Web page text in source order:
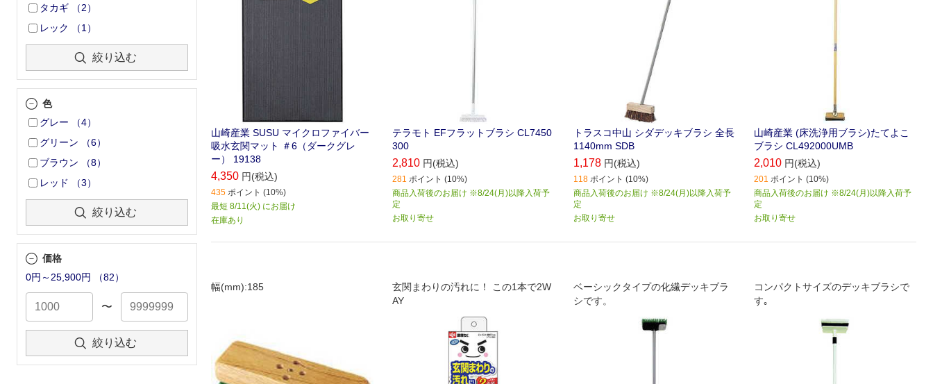
タカギ
（2）
レック
（1 ）
絞り込む
色
グレー
（4）
グリーン
（6）
ブラウン
（8）
レッド
（3）
絞り込む
価格
0円～25,900円
（82）
〜
絞り込む
山崎産業 SUSU マイクロファイバー
吸水玄関マット ＃6（ダークグレ
ー） 19138
4,350 円(税込)
435 ポイント (10%)
最短 8/11(火) にお届け
在庫あり
テラモト EFフラットブラシ CL7450
300
2,810 円(税込)
281 ポイント (10%)
商品入荷後のお届け ※8/24(月)以降入荷予
定
お取り寄せ
トラスコ中山 シダデッキブラシ 全長
1140mm SDB
1,178 円(税込)
118 ポイント (10%)
商品入荷後のお届け ※8/24(月)以降入荷予
定
お取り寄せ
山崎産業 (床洗浄用ブラシ)たてよこ
ブラシ CL492000UMB
2,010 円(税込)
201 ポイント (10%)
商品入荷後のお届け ※8/24(月)以降入荷予
定
お取り寄せ
幅(mm):185
玄関まわりの汚れに！ この1本で2W
AY
ベーシックタイプの化繊デッキブラ
シです。
コンパクトサイズのデッキブラシで
す｡